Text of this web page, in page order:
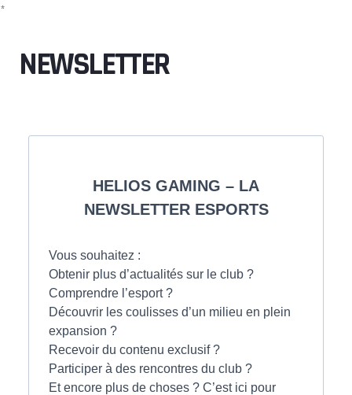
*
NEWSLETTER
HELIOS GAMING – LA
NEWSLETTER ESPORTS
Vous souhaitez :
Obtenir plus d’actualités sur le club ?
Comprendre l’esport ?
Découvrir les coulisses d’un milieu en plein
expansion ?
Recevoir du contenu exclusif ?
Participer à des rencontres du club ?
Et encore plus de choses ? C’est ici pour